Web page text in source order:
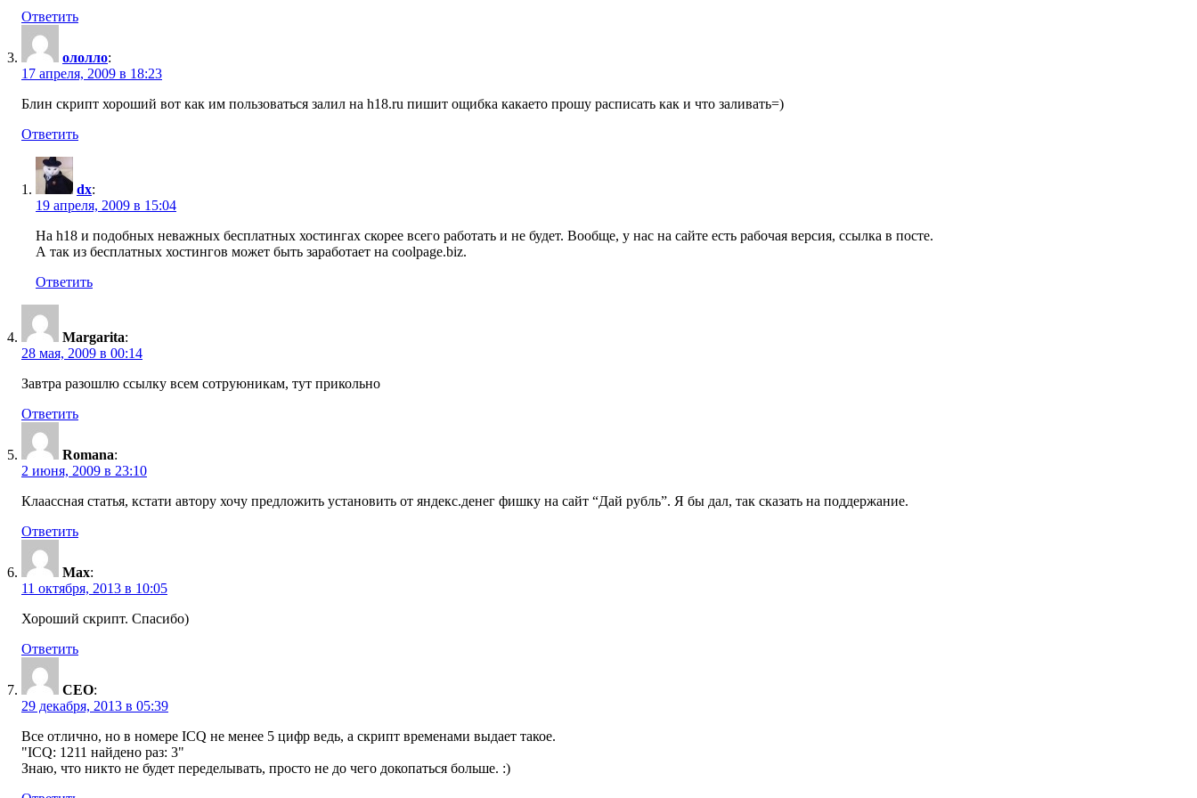
Ответить
ололло:
17 апреля, 2009 в 18:23
Блин скрипт хороший вот как им пользоваться залил на h18.ru пишит ощибка какаето прошу расписать как и что заливать=)
Ответить
dx:
19 апреля, 2009 в 15:04
На h18 и подобных неважных бесплатных хостингах скорее всего работать и не будет. Вообще, у нас на сайте есть рабочая версия, ссылка в посте.
А так из бесплатных хостингов может быть заработает на coolpage.biz.
Ответить
Margarita:
28 мая, 2009 в 00:14
Завтра разошлю ссылку всем сотруюникам, тут прикольно
Ответить
Romana:
2 июня, 2009 в 23:10
Клаассная статья, кстати автору хочу предложить установить от яндекс.денег фишку на сайт “Дай рубль”. Я бы дал, так сказать на поддержание.
Ответить
Max:
11 октября, 2013 в 10:05
Хороший скрипт. Спасибо)
Ответить
CEO:
29 декабря, 2013 в 05:39
Все отлично, но в номере ICQ не менее 5 цифр ведь, а скрипт временами выдает такое.
"ICQ: 1211 найдено раз: 3"
Знаю, что никто не будет переделывать, просто не до чего докопаться больше. :)